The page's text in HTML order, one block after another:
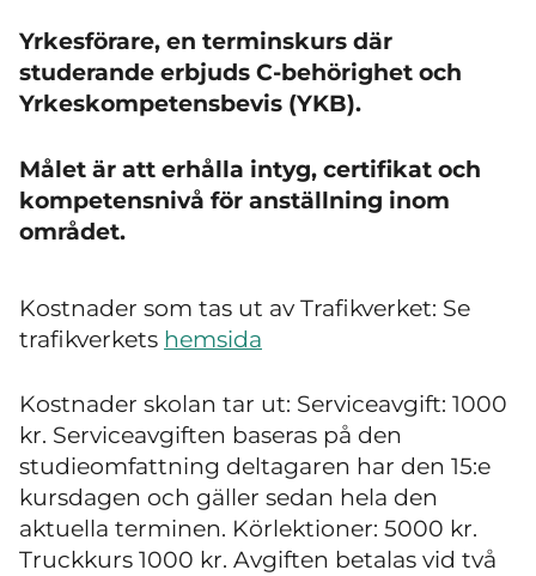
Yrkesförare, en terminskurs där
studerande erbjuds C-behörighet och
Yrkeskompetensbevis (YKB).
Målet är att erhålla intyg, certifikat och
kompetensnivå för anställning inom
området.
Kostnader som tas ut av Trafikverket: Se
trafikverkets hemsida
Kostnader skolan tar ut: Serviceavgift: 1000
kr. Serviceavgiften baseras på den
studieomfattning deltagaren har den 15:e
kursdagen och gäller sedan hela den
aktuella terminen. Körlektioner: 5000 kr.
Truckkurs 1000 kr. Avgiften betalas vid två